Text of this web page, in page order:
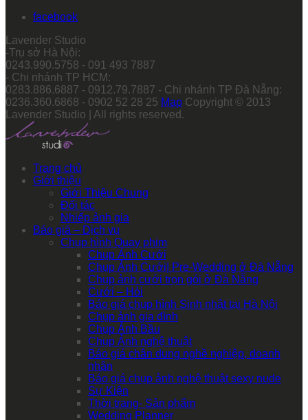
facebook
Lavender Studio
-Trụ sở Hà Nội:
0243.990.5758 - 091 493 7887
- Chi nhánh TP HCM:
0283.886.6887 - 0912.79.7887 - Chi nhánh TP Đà Nẵng:
0236.360.6868 - 0902 52 28 25 Map Copyright © 2013
Lavender Studio | All rights reserved.
Trang chủ
Giới thiệu
Giới Thiệu Chung
Đối tác
Nhiếp ảnh gia
Báo giá – Dịch vụ
Chụp hình Quay phim
Chụp Ảnh Cưới
Chụp Ảnh Cưới| Pre-Wedding ở Đà Nẵng
Chụp ảnh cưới trọn gói ở Đà Nẵng
Cưới – Hỏi
Báo giá chụp hình Sinh nhật tại Hà Nội
Chụp ảnh gia đình
Chụp Ảnh Bầu
Chụp Ảnh nghệ thuật
Báo giá chân dung nghề nghiệp, doanh
nhân
Báo giá chụp ảnh nghệ thuật sexy nude
Sự Kiện
Thời trang- Sản phẩm
Wedding Planner